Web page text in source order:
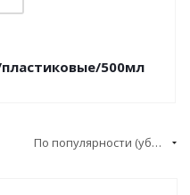
500мл
По популярности (убывание)